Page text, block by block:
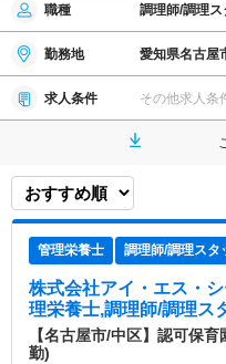
職種 調理師/調理ス
勤務地 愛知県名古屋
求人条件 その他求人条
管理栄養士 調理師/調理スタ
株式会社アイ・エス・
理栄養士,調理師/調理ス
【名古屋市/中区】認可保
勤)